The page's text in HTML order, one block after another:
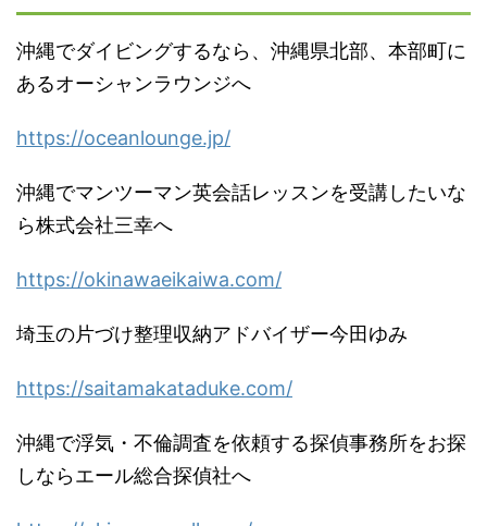
沖縄でダイビングするなら、沖縄県北部、本部町に
あるオーシャンラウンジへ
https://oceanlounge.jp/
沖縄でマンツーマン英会話レッスンを受講したいな
ら株式会社三幸へ
https://okinawaeikaiwa.com/
埼玉の片づけ整理収納アドバイザー今田ゆみ
https://saitamakataduke.com/
沖縄で浮気・不倫調査を依頼する探偵事務所をお探
しならエール総合探偵社へ